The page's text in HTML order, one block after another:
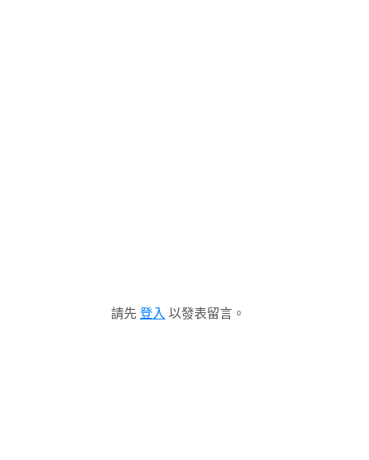
請先 登入 以發表留言。